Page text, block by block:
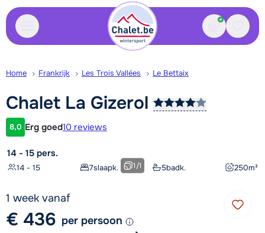
Contact
Home Frankrijk Les Trois Vallées Le Bettaix
Chalet La Gizerol
Klantwaardering
8,0 Erg goed10 reviews
14 - 15 pers.
14 - 15 7slaapk. 5badk. 250m²
1/1
1 week vanaf
€ 436 per persoon